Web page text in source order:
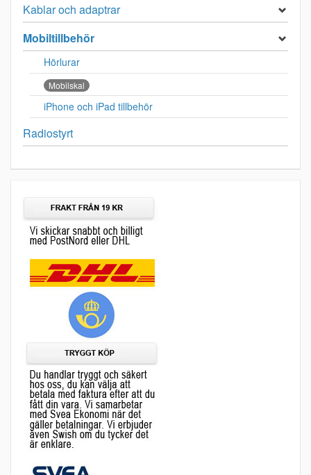
Kablar och adaptrar
Mobiltillbehör
Hörlurar
Mobilskal
iPhone och iPad tillbehör
Radiostyrt